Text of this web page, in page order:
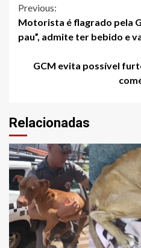
Continue
Reading
Previous:
Motorista é flagrado pela
pau”, admite ter bebido e
GCM evita possível
Relacionadas